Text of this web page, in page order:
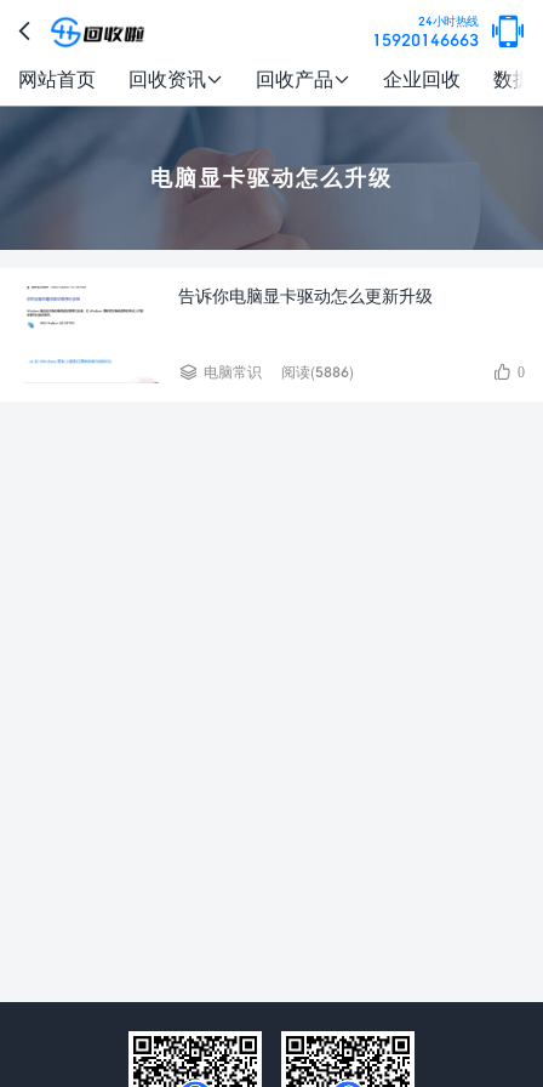
 24小时热线
15920146663 
网站首页 回收资讯 回收产品 企业回收 数据
电脑显卡驱动怎么升级
告诉你电脑显卡驱动怎么更新升级
 电脑常识 阅读(5886)  0